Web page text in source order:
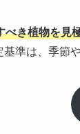
べき植物を見
基準は、季節